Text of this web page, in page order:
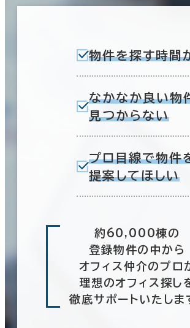
物件を探す時間
なかなか良い物
見つからない
プロ目線で物件
提案してほしい
約60,000棟の
登録物件の中から
オフィス仲介のプロ
理想のオフィス探し
徹底サポートいたしま